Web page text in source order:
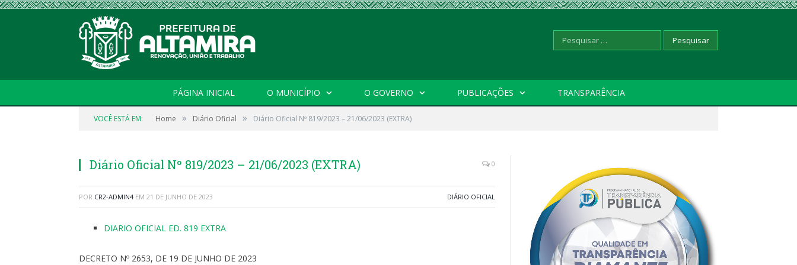
Pesquisar
PÁGINA INICIAL O MUNICÍPIO O GOVERNO PUBLICAÇÕES TRANSPARÊNCIA
VOCÊ ESTÁ EM: Home » Diário Oficial » Diário Oficial Nº 819/2023 – 21/06/2023 (EXTRA)
Diário Oficial Nº 819/2023 – 21/06/2023 (EXTRA) 0
POR CR2-ADMIN4 EM 21 DE JUNHO DE 2023 DIÁRIO OFICIAL
DIARIO OFICIAL ED. 819 EXTRA
DECRETO Nº 2653, DE 19 DE JUNHO DE 2023